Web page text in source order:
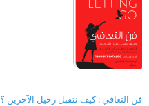
فن التعافي : كيف نتقبل رحيل الآخرين ؟